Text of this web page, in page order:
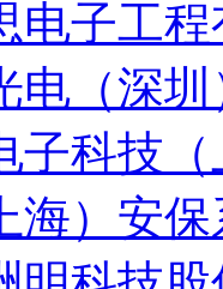
电子工
电（深
子科技
海）安